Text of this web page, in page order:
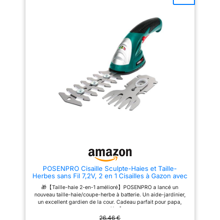
double verrouillage, sûr et
sécurité des enfants et des
adultes, que le taille-haie à
batterie fonctionne ou non. La
gâchette de sécurité est conçue
pour être utilisée aussi bien
avec la main gauche qu'avec la
main droite. MOTEUR
PUISSANT AMÉLIORÉ: Le mini
coupe-herbe sans fil WORFCI a
été amélioré avec un moteur
puissant de 12 V, jusqu'à 1100
tr/min. Ne nécessitant ni cordon
d'alimentation ni essence, et
CAPACITÉ: Le coupe-herbe
batterie haute capacité de 2000
mAh, vous permettant d'utiliser
pendant de longues périodes
sans vous soucier des
problèmes d'autonomie. Ce
POSENPRO Cisaille Sculpte-Haies et Taille-
Herbes sans Fil 7,2V, 2 en 1 Cisailles à Gazon avec
2 Lames, Batterie 1500mAh, Chargeur pour
Cour/Jardin/pelouse
🎁【Taille-haie 2-en-1 amélioré】POSENPRO a lancé un
nouveau taille-haie/coupe-herbe à batterie. Un aide-jardinier,
un excellent gardien de la cour. Cadeau parfait pour papa,
Taille-Herbes 2 en 1】Ce coupe-herbe est équipé d'une lame à
26,46 €